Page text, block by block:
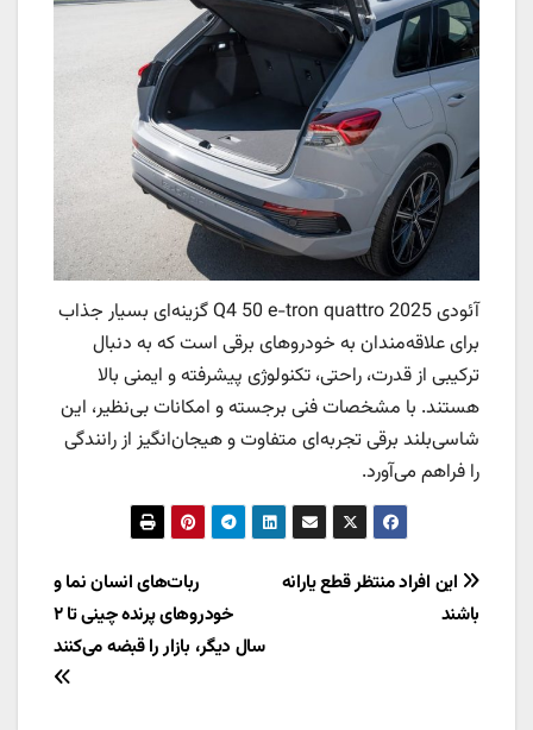
آئودی Q4 50 e-tron quattro 2025 گزینه‌ای بسیار جذاب
برای علاقه‌مندان به خودروهای برقی است که به دنبال
ترکیبی از قدرت، راحتی، تکنولوژی پیشرفته و ایمنی بالا
هستند. با مشخصات فنی برجسته و امکانات بی‌نظیر، این
شاسی‌بلند برقی تجربه‌ای متفاوت و هیجان‌انگیز از رانندگی
را فراهم می‌آورد.
راهبری
نوشته
ربات‌های انسان نما و
خودروهای پرنده چینی تا ۲
سال دیگر، بازار را قبضه می‌کنند
این افراد منتظر قطع یارانه
باشند